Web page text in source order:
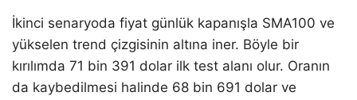
İkinci senaryoda fiyat günlük kapanışla SMA100 ve
yükselen trend çizgisinin altına iner. Böyle bir
kırılımda 71 bin 391 dolar ilk test alanı olur. Oranın
da kaybedilmesi halinde 68 bin 691 dolar ve